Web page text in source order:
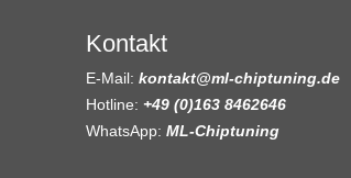
Kontakt
E-Mail: kontakt@ml-chiptuning.de
Hotline: +49 (0)163 8462646
WhatsApp: ML-Chiptuning